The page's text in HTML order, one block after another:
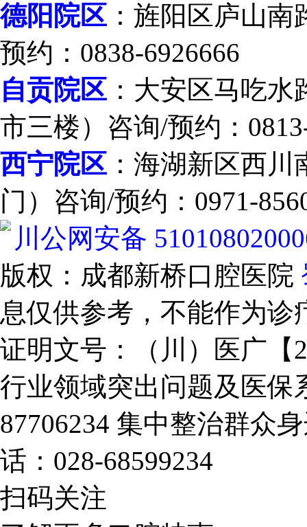
德阳院区 ：旌阳区庐山
预约：0838-6926666
自贡院区 ：大安区马吃
市三楼）咨询/预约：
西宁院区 ：海湖新区西
门）咨询/预约：0971-
川公网安备
版权：成都新桥口腔医院
息仅供参考，不能作为
证明文号：（川）医广【
行业领域突出问题及医保
87706234 集中整治群众
话：028-68599234
扫码关注